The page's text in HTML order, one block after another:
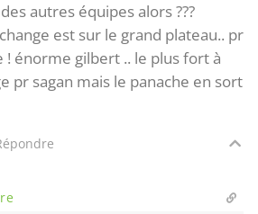
autres équipes alors ???
est sur le grand plateau.. pr
! énorme gilbert .. le plus fort à
pr sagan mais le panache en sort